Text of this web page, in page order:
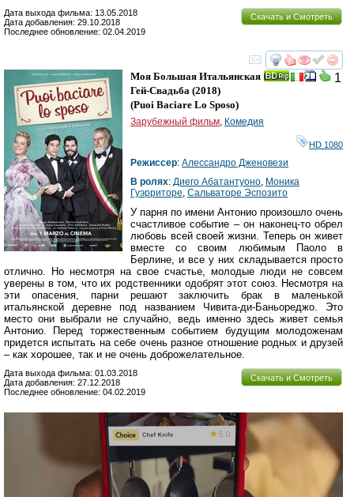
Скачать и Смотреть
Дата выхода фильма: 13.05.2018
Дата добавления: 29.10.2018
Последнее обновление: 02.04.2019
смотреть
1
Моя Большая Итальянская
Гей-Свадьба (2018)
(Puoi Baciare Lo Sposo)
Зарубежный фильм Комедия
HD 1080
Режиссер: Алессандро Дженовези
В ролях: Диего Абатантуоно Моника
Гуэрриторе Сальваторе Эспозито
У парня по имени Антонио произошло очень
счастливое событие – он наконец-то обрел
любовь всей своей жизни. Теперь он живет
вместе со своим любимым Паоло в
Берлине, и все у них складывается просто
отлично. Но несмотря на свое счастье, молодые люди не совсем
уверены в том, что их родственники одобрят этот союз. Несмотря на
эти опасения, парни решают заключить брак в маленькой
итальянской деревне под названием Чивита-ди-Баньореджо. Это
место они выбрали не случайно, ведь именно здесь живет семья
Антонио. Перед торжественным событием будущим молодоженам
придется испытать на себе очень разное отношение родных и друзей
– как хорошее, так и не очень доброжелательное.
Скачать и Смотреть
Дата выхода фильма: 01.03.2018
Дата добавления: 27.12.2018
Последнее обновление: 04.02.2019